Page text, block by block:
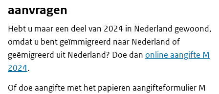
aanvragen
Hebt u maar een deel van 2024 in Nederland gewoond,
omdat u bent geïmmigreerd naar Nederland of
geëmigreerd uit Nederland? Doe dan online aangifte M
2024.
Of doe aangifte met het papieren aangifteformulier M